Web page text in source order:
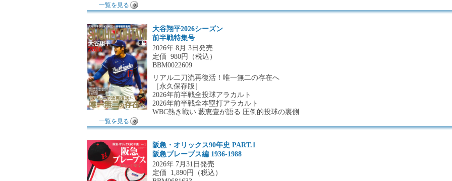
一覧を見る
大谷翔平2026シーズン
前半戦特集号
2026年 8月 3日発売
定価 980円（税込）
BBM0022609
リアル二刀流再復活！唯一無二の存在へ
［永久保存版］
2026年前半戦全投球アラカルト
2026年前半戦全本塁打アラカルト
WBC熱き戦い 藪恵壹が語る 圧倒的投球の裏側
一覧を見る
阪急・オリックス90年史 PART.1
阪急ブレーブス編 1936-1988
2026年 7月31日発売
定価 1,890円（税込）